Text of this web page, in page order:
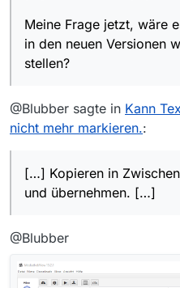
Meine Frage jetzt, wäre
in den neuen Versionen
stellen?
@Blubber sagte in Kann
nicht mehr markieren.:
[…] Kopieren in
und übernehmen. […]
@Blubber